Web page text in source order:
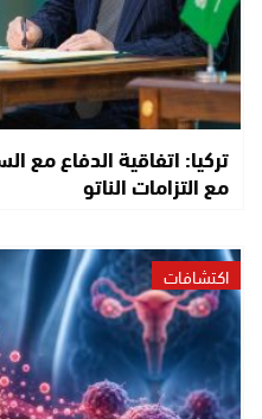
تركيا: اتفاقية الدفاع مع
مع التزامات الناتو
اكتشافات